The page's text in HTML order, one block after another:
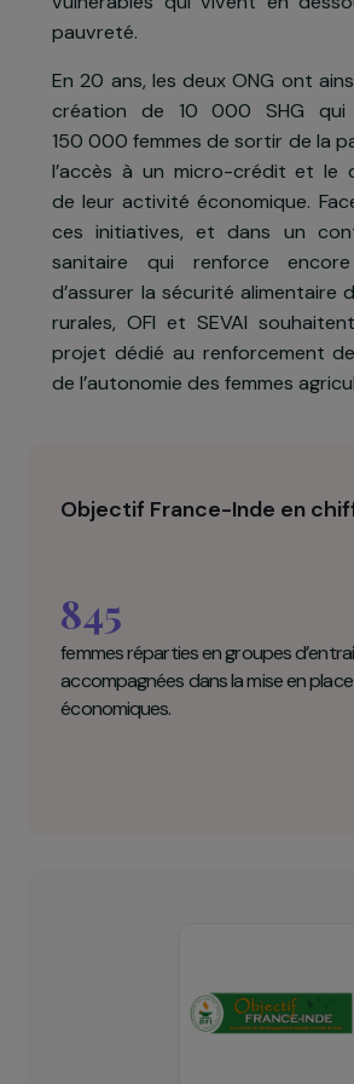
gère des micro-crédits
Inde(OFI) soutient la
d’entraide (SHG : Self Help
Liability Groups) pour
vulnérables qui vivent en
pauvreté.
En 20 ans, les deux ONG
création de 10 000
150 000 femmes de sortir
l’accès à un micro-crédit
d’assurer la sécurité
de l’autonomie des femmes